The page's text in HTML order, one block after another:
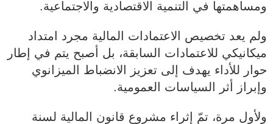
ومساهمتها في التنمية الاقتصادية والاجتماعية.
ولم يعد تخصيص الاعتمادات المالية مجرد امتداد
ميكانيكي للاعتمادات السابقة، بل أصبح يتم في إطار
حوار للأداء يهدف إلى تعزيز الانضباط الميزانوي
وإبراز أثر السياسات العمومية.
ولأول مرة، تمّ إثراء مشروع قانون المالية لسنة